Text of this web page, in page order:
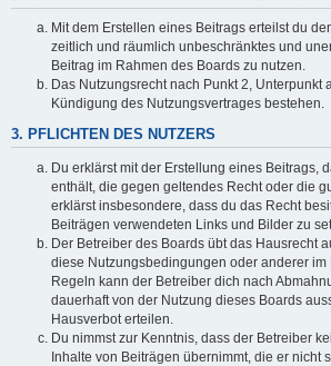
Mit dem Erstellen eines Beitrags erteilst du
zeitlich und räumlich unbeschränktes und
Beitrag im Rahmen des Boards zu nutzen.
Das Nutzungsrecht nach Punkt 2, Unterpunkt
Kündigung des Nutzungsvertrages bestehen.
3. PFLICHTEN DES NUTZERS
Du erklärst mit der Erstellung eines Beitrags,
enthält, die gegen geltendes Recht oder die
erklärst insbesondere, dass du das Recht
Beiträgen verwendeten Links und Bilder zu
Der Betreiber des Boards übt das Hausrecht
diese Nutzungsbedingungen oder anderer im
Regeln kann der Betreiber dich nach
dauerhaft von der Nutzung dieses Boards
Hausverbot erteilen.
Du nimmst zur Kenntnis, dass der Betreiber
Inhalte von Beiträgen übernimmt, die er nicht